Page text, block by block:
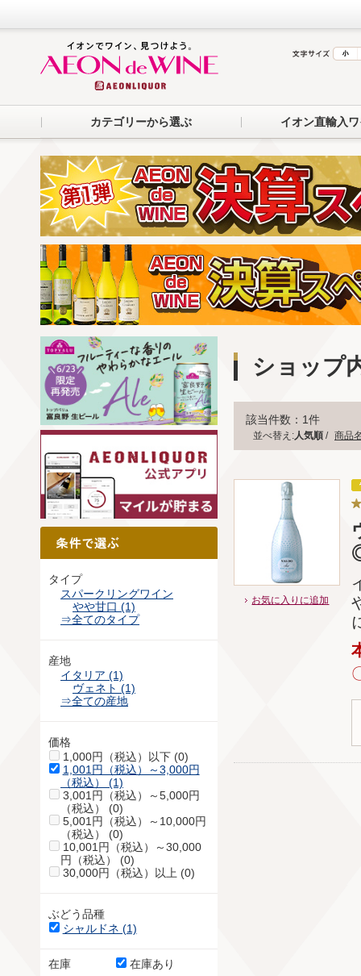
カテゴリーから選ぶ イオン直輸入
ショップ
該当件数：1件
並べ替え:人気順 / 商品
お気に入りに追加
タイプ
スパークリングワイン
やや甘口 (1)
⇒全てのタイプ
産地
イタリア (1)
ヴェネト (1)
⇒全ての産地
価格
1,000円（税込）以下 (0)
1,001円（税込）～3,000円
（税込） (1)
3,001円（税込）～5,000円
（税込） (0)
5,001円（税込）～10,000円
（税込） (0)
10,001円（税込）～30,000
円（税込） (0)
30,000円（税込）以上 (0)
ぶどう品種
シャルドネ (1)
在庫 在庫あり